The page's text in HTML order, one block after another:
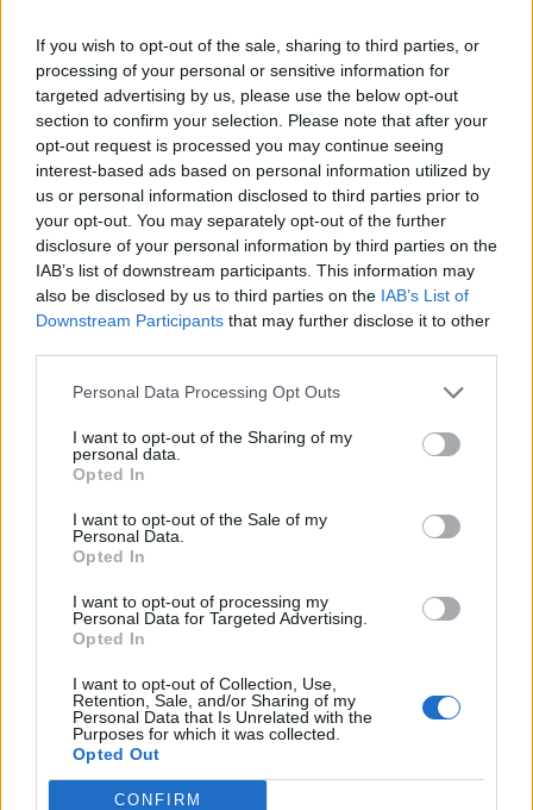
If you wish to opt-out of the sale, sharing to third parties, or
processing of your personal or sensitive information for
targeted advertising by us, please use the below opt-out
section to confirm your selection. Please note that after your
opt-out request is processed you may continue seeing
interest-based ads based on personal information utilized by
us or personal information disclosed to third parties prior to
your opt-out. You may separately opt-out of the further
disclosure of your personal information by third parties on the
IAB’s list of downstream participants. This information may
also be disclosed by us to third parties on the IAB’s List of
Downstream Participants that may further disclose it to other
Personal Data Processing Opt Outs
I want to opt-out of the Sharing of my
personal data.
Opted In
I want to opt-out of the Sale of my
Personal Data.
Opted In
I want to opt-out of processing my
Personal Data for Targeted Advertising.
Opted In
I want to opt-out of Collection, Use,
Retention, Sale, and/or Sharing of my
Personal Data that Is Unrelated with the
Purposes for which it was collected.
Opted Out
CONFIRM
TAIP PAT SKAITYKITE
Auto
važiuojant
remontuojamais kelių
Auto
į Lietuvos rinką: egzotika
Auto
Pensijų pinigai -
naudotiems
automobiliams(1)
Auto
„Mercedes Sprinter“ virto